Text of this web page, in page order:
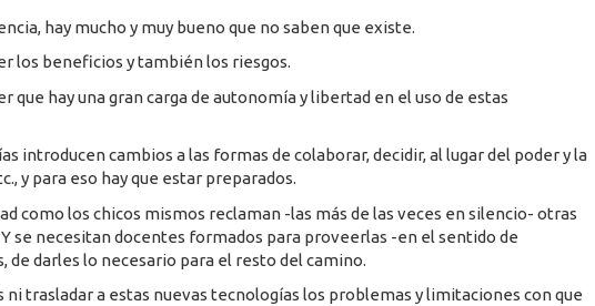
hay mucho y muy bueno que no saben que existe.
los beneficios y también los riesgos.
que hay una gran carga de autonomía y libertad en el uso de estas
introducen cambios a las formas de colaborar, decidir, al lugar del poder y la
y para eso hay que estar preparados.
como los chicos mismos reclaman -las más de las veces en silencio- otras
se necesitan docentes formados para proveerlas -en el sentido de
de darles lo necesario para el resto del camino.
ni trasladar a estas nuevas tecnologías los problemas y limitaciones con que